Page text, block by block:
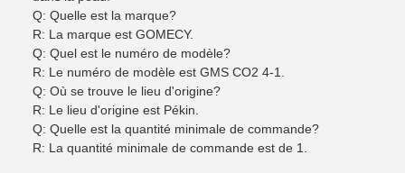
Q: Quelle est la marque?
R: La marque est GOMECY.
Q: Quel est le numéro de modèle?
R: Le numéro de modèle est GMS CO2 4-1.
Q: Où se trouve le lieu d'origine?
R: Le lieu d'origine est Pékin.
Q: Quelle est la quantité minimale de commande?
R: La quantité minimale de commande est de 1.